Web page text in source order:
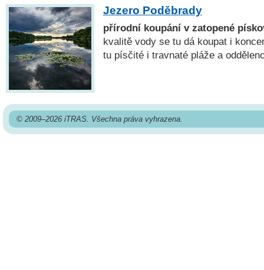
Jezero Poděbrady
přírodní koupání v zatopené
kvalitě vody se tu dá koupat i
tu písčité i travnaté pláže a
© 2009–2026 iTRAS. Všechna práva vyhrazena.